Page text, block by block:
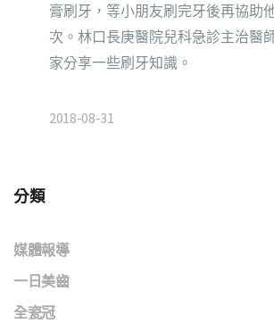
膏刷牙，等小朋友刷完牙後再協助
次。林口長庚醫院兒科急診主治醫
家分享一些刷牙知識。
2018-08-31
分類
媒體報導
一日美齒
全瓷冠